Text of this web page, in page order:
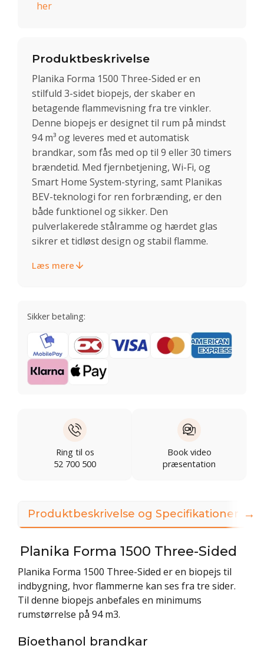
her
Produktbeskrivelse
Planika Forma 1500 Three-Sided er en
stilfuld 3-sidet biopejs, der skaber en
betagende flammevisning fra tre vinkler.
Denne biopejs er designet til rum på mindst
94 m³ og leveres med et automatisk
brandkar, som fås med op til 9 eller 30 timers
brændetid. Med fjernbetjening, Wi-Fi, og
Smart Home System-styring, samt Planikas
BEV-teknologi for ren forbrænding, er den
både funktionel og sikker. Den
pulverlakerede stålramme og hærdet glas
sikrer et tidløst design og stabil flamme.
Læs mere
Sikker betaling:
Ring til os
52 700 500
Book video
præsentation
Produktbeskrivelse og Specifikationer
Planika Forma 1500 Three-Sided
Planika Forma 1500 Three-Sided er en biopejs til
indbygning, hvor flammerne kan ses fra tre sider.
Til denne biopejs anbefales en minimums
rumstørrelse på 94 m3.
Bioethanol brandkar
→